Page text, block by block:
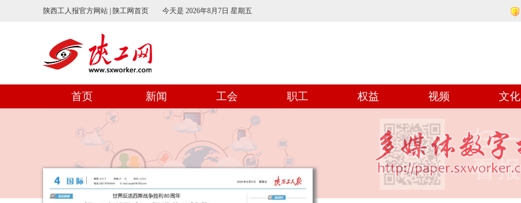
陕西工人报官方网站 | 陕工网首页 今天是 2026年8月7日 星期五
首页 新闻 工会 职工 权益 视频 文化